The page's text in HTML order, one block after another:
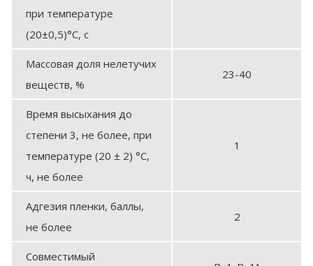
при температуре
(20±0,5)°С, с
Массовая доля нелетучих
веществ, %
23-40
Время высыхания до
степени 3, не более, при
температуре (20 ± 2) °С,
ч, не более
1
Адгезия пленки, баллы,
не более
2
Совместимый